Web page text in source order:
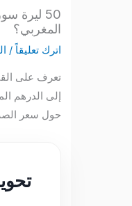
50 ليرة
المغربي؟
اترك تعليقاً /
إلى الدرهم
حول سعر الصرف
تحويل USD إلى MAD